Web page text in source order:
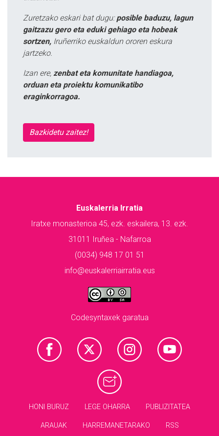
Zuretzako eskari bat dugu: posible baduzu, lagun
gaitzazu gero eta eduki gehiago eta hobeak
sortzen, Iruñerriko euskaldun ororen eskura
jartzeko.
Izan ere, zenbat eta komunitate handiagoa,
orduan eta proiektu komunikatibo
eraginkorragoa.
Bazkidetu zaitez!
Euskalerria Irratia
Iratxe monasterioa 45, ezk. eskailera, 13. ezk.
31011 Iruñea - Nafarroa
(0034) 948 17 01 51
info@euskalerriairratia.eus
Codesyntaxek garatua
HONI BURUZ LEGE OHARRA PUBLIZITATEA
ARAUAK HARREMANETARAKO RSS